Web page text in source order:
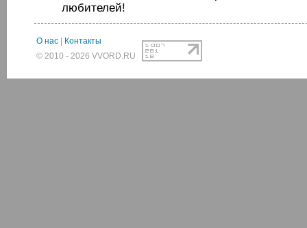
любителей!
О нас
Контакты
© 2010 - 2026 VVORD.RU